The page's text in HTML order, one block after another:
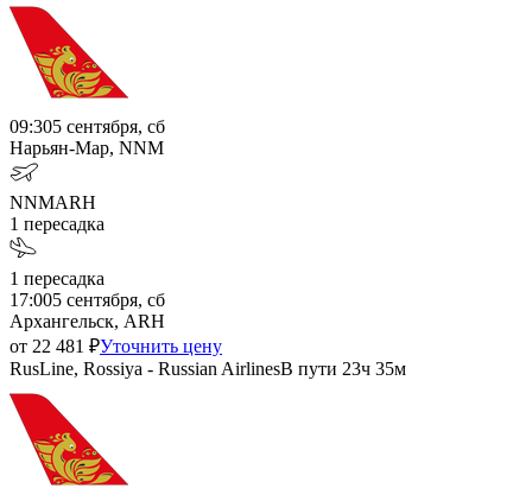
09:305 сентября, сб
Нарьян-Мар, NNM
NNMARH
1 пересадка
1 пересадка
17:005 сентября, сб
Архангельск, ARH
от 22 481 ₽Уточнить цену
RusLine, Rossiya - Russian AirlinesВ пути 23ч 35м